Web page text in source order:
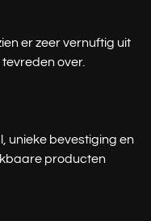
er zeer vernuftig uit
over.
unieke bevestiging en
producten